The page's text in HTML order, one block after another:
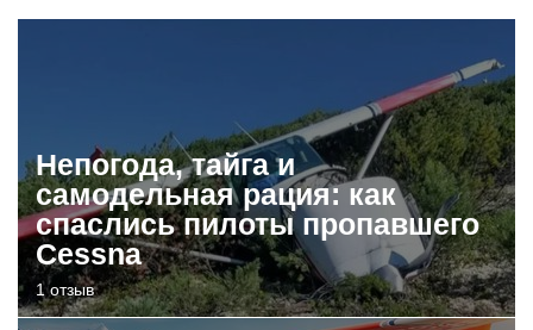
Непогода, тайга и
самодельная рация: как
спаслись пилоты пропавшего
Cessna
1 отзыв